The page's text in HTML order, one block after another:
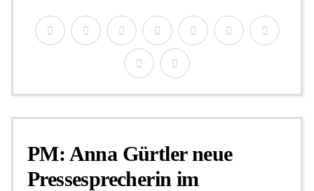
PM: Anna Gürtler neue
Pressesprecherin im